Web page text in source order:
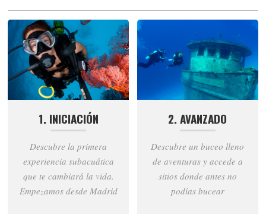
1. INICIACIÓN
Descubre la primera
experiencia subacuática
que te cambiará la vida.
Empezamos desde Madrid
2. AVANZADO
Descubre un buceo lleno
de aventuras y accede a
sitios donde antes no
podías bucear